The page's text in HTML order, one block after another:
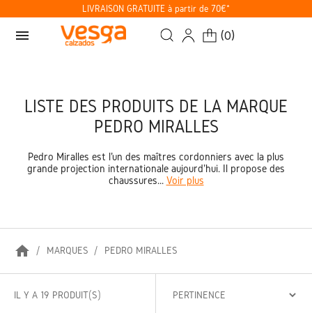
LIVRAISON GRATUITE à partir de 70€*
menu (0)
LISTE DES PRODUITS DE LA MARQUE
PEDRO MIRALLES
Pedro Miralles est l'un des maîtres cordonniers avec la plus
grande projection internationale aujourd'hui. Il propose des
chaussures... Voir plus
home MARQUES PEDRO MIRALLES
IL Y A 19 PRODUIT(S)